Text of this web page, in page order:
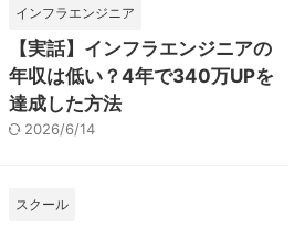
インフラエンジニア
【実話】インフラエンジニアの
年収は低い？4年で340万UPを
達成した方法
2026/6/14
スクール